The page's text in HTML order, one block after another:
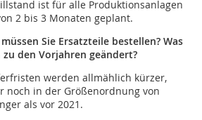
ist für alle Produktionsanlagen
2 bis 3 Monaten geplant.
Sie Ersatzteile bestellen? Was
den Vorjahren geändert?
werden allmählich kürzer,
noch in der Größenordnung von
als vor 2021.